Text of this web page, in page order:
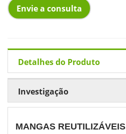
Envie a consulta
Detalhes do Produto
Investigação
MANGAS REUTILIZÁVEIS